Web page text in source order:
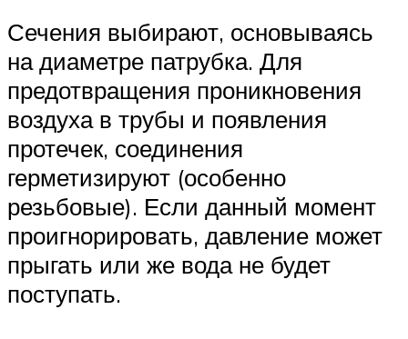
Сечения выбирают, основываясь
на диаметре патрубка. Для
предотвращения проникновения
воздуха в трубы и появления
протечек, соединения
герметизируют (особенно
резьбовые). Если данный момент
проигнорировать, давление может
прыгать или же вода не будет
поступать.